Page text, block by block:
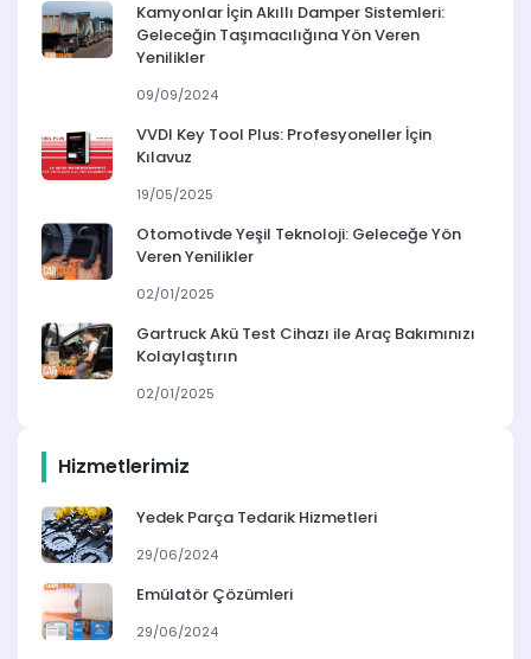
Kamyonlar İçin Akıllı Damper Sistemleri:
Geleceğin Taşımacılığına Yön Veren
Yenilikler
09/09/2024
VVDI Key Tool Plus: Profesyoneller İçin
Kılavuz
19/05/2025
Otomotivde Yeşil Teknoloji: Geleceğe Yön
Veren Yenilikler
02/01/2025
Gartruck Akü Test Cihazı ile Araç Bakımınızı
Kolaylaştırın
02/01/2025
Hizmetlerimiz
Yedek Parça Tedarik Hizmetleri
29/06/2024
Emülatör Çözümleri
29/06/2024